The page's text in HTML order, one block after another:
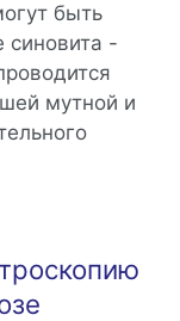
быть
синовита -
мутной и